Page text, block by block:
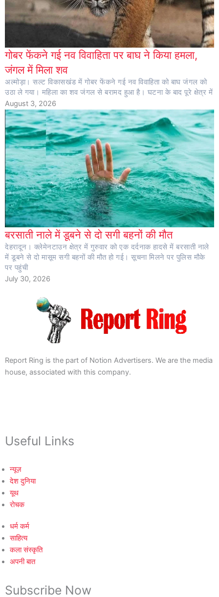
गोबर फेंकने गई नव विवाहिता पर बाघ ने किया हमला,
जंगल में मिला शव
अल्मोड़ा। सल्ट विकासखंड में गोबर फेंकने गई नव विवाहिता को बाघ जंगल को
उठा ले गया। महिला का शव जंगल से बरामद हुआ है। घटना के बाद पूरे क्षेत्र में
August 3, 2026
बरसाती नाले में डूबने से दो सगी बहनों की मौत
देहरादून। क्लेमेनटाउन क्षेत्र में गुरुवार को एक दर्दनाक हादसे में बरसाती नाले
में डूबने से दो मासूम सगी बहनों की मौत हो गई। सूचना मिलने पर पुलिस मौके
पर पहुंची
July 30, 2026
Report Ring is the part of Notion Advertisers. We are the media
house, associated with this company.
Useful Links
न्यूज़
देश दुनिया
यूथ
रोचक
धर्म कर्म
साहित्य
कला संस्कृति
अपनी बात
Subscribe Now